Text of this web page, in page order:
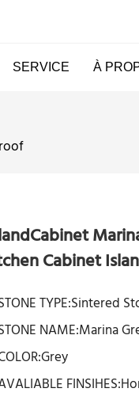
SERVICE À
Cabinet
TYPE:Sintered
NAME:Marina